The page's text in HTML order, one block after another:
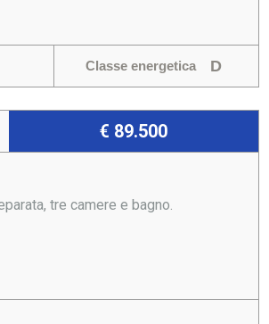
Classe energetica D
€ 89.500
tre camere e bagno.